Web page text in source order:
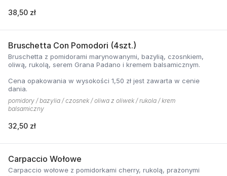
38,50 zł
Bruschetta Con Pomodori (4szt.)
Bruschetta z pomidorami marynowanymi, bazylią, czosnkiem,
oliwą, rukolą, serem Grana Padano i kremem balsamicznym.
Cena opakowania w wysokości 1,50 zł jest zawarta w cenie
dania.
pomidory / bazylia / czosnek / oliwa z oliwek / rukola / krem
balsamiczny
32,50 zł
Carpaccio Wołowe
Carpaccio wołowe z pomidorkami cherry, rukolą, prażonymi